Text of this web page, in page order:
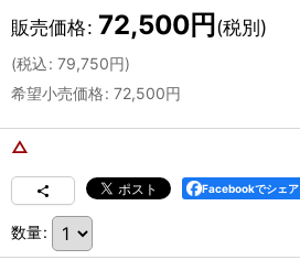
販売価格: 72,500円 (税別)
(税込: 79,750円)
希望小売価格: 72,500円
△
Facebookでシェア
数量: